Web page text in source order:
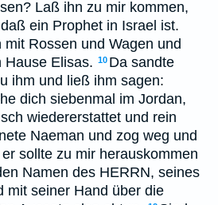
Laß ihn zu mir kommen,
ein Prophet in Israel ist.
Rossen und Wagen und
Hause Elisas. 10 Da sandte
ihm und ließ ihm sagen:
dich siebenmal im Jordan,
wiedererstattet und rein
Naeman und zog weg und
sollte zu mir herauskommen
Namen des HERRN, seines
mit seiner Hand über die